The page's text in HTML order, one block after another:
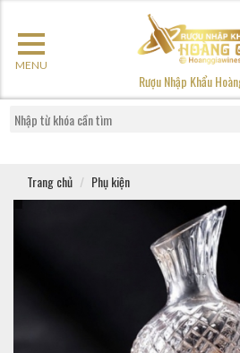
MENU
Rượu Nhập Khẩu
Trang chủ Phụ kiện